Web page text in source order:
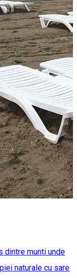
dintre munti unde
naturale cu sare